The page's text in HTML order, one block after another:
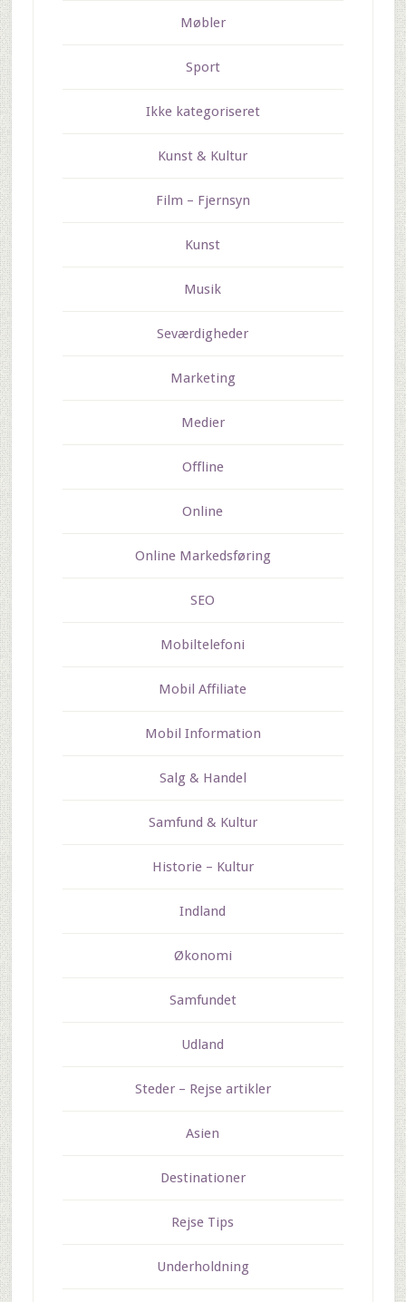
Møbler
Sport
Ikke kategoriseret
Kunst & Kultur
Film – Fjernsyn
Kunst
Musik
Seværdigheder
Marketing
Medier
Offline
Online
Online Markedsføring
SEO
Mobiltelefoni
Mobil Affiliate
Mobil Information
Salg & Handel
Samfund & Kultur
Historie – Kultur
Indland
Økonomi
Samfundet
Udland
Steder – Rejse artikler
Asien
Destinationer
Rejse Tips
Underholdning